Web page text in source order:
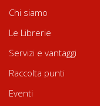
Chi siamo
Le Librerie
Servizi e vantaggi
Raccolta punti
Eventi